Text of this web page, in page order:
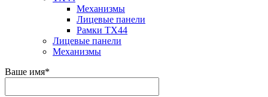
Механизмы
Лицевые панели
Рамки TX44
Лицевые панели
Механизмы
Ваше имя*